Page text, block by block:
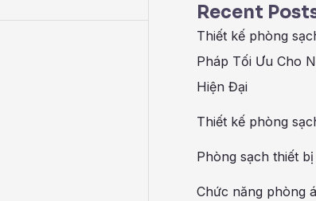
Recent
Thiết kế phòng
Pháp Tối Ưu Cho
Hiện Đại
Thiết kế phòng
Phòng sạch thiết
Chức năng phòng